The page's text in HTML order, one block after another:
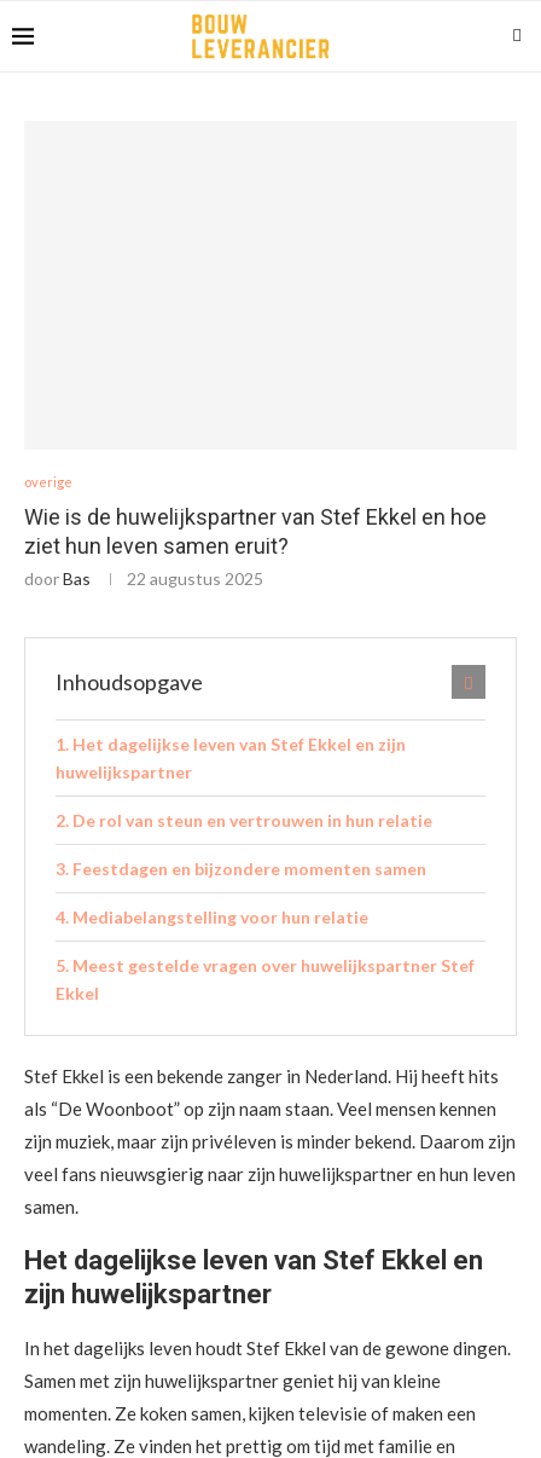
overige
Wie is de huwelijkspartner van Stef Ekkel en hoe
ziet hun leven samen eruit?
doorBas 22 augustus 2025
Inhoudsopgave
Het dagelijkse leven van Stef Ekkel en zijn
huwelijkspartner
De rol van steun en vertrouwen in hun relatie
Feestdagen en bijzondere momenten samen
Mediabelangstelling voor hun relatie
Meest gestelde vragen over huwelijkspartner Stef
Ekkel
Stef Ekkel is een bekende zanger in Nederland. Hij heeft hits
als “De Woonboot” op zijn naam staan. Veel mensen kennen
zijn muziek, maar zijn privéleven is minder bekend. Daarom zijn
veel fans nieuwsgierig naar zijn huwelijkspartner en hun leven
samen.
Het dagelijkse leven van Stef Ekkel en
zijn huwelijkspartner
In het dagelijks leven houdt Stef Ekkel van de gewone dingen.
Samen met zijn huwelijkspartner geniet hij van kleine
momenten. Ze koken samen, kijken televisie of maken een
wandeling. Ze vinden het prettig om tijd met familie en